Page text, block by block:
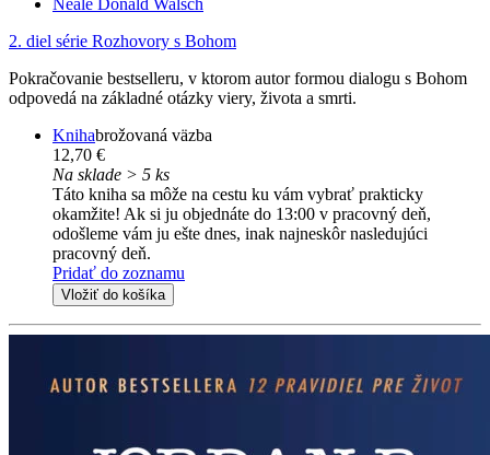
2. diel série Rozhovory s Bohom
Pokračovanie bestselleru, v ktorom autor formou dialogu s Bohom
odpovedá na základné otázky viery, života a smrti.
Knihabrožovaná väzba
12,70 €
Na sklade > 5 ks
Táto kniha sa môže na cestu ku vám vybrať prakticky
okamžite! Ak si ju objednáte do 13:00 v pracovný deň,
odošleme vám ju ešte dnes, inak najneskôr nasledujúci
pracovný deň.
Pridať do zoznamu
Vložiť do košíka